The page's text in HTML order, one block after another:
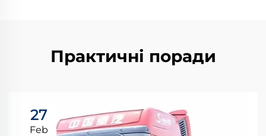
Практичні поради
27
Feb